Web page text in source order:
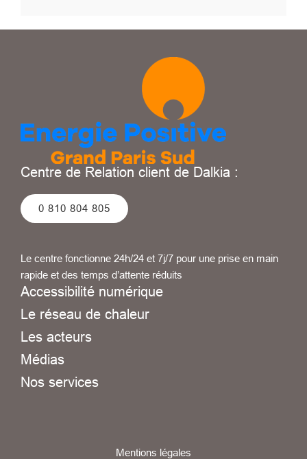
Centre de Relation client de Dalkia :
0 810 804 805
Le centre fonctionne 24h/24 et 7j/7 pour une prise en main
rapide et des temps d’attente réduits
Accessibilité numérique
Le réseau de chaleur
Les acteurs
Médias
Nos services
Mentions légales